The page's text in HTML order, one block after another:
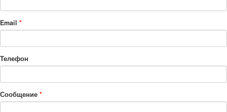
Email *
Телефон
Сообщение *